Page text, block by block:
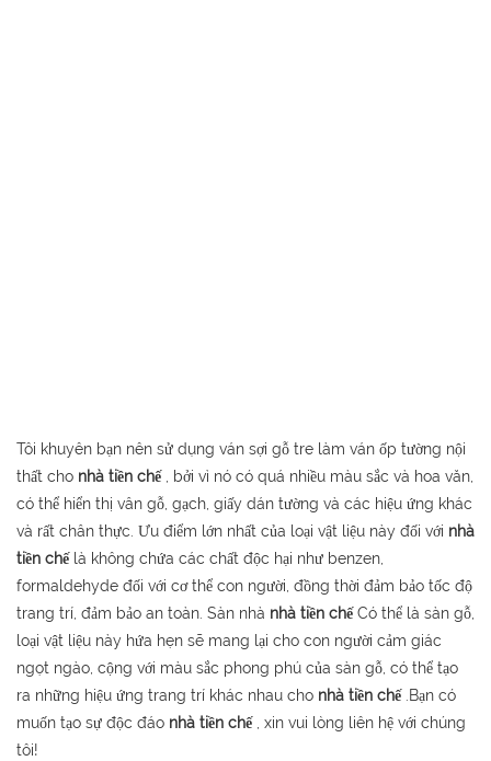
Tôi khuyên bạn nên sử dụng ván sợi gỗ tre làm ván ốp tường nội
thất cho nhà tiền chế , bởi vì nó có quá nhiều màu sắc và hoa văn,
có thể hiển thị vân gỗ, gạch, giấy dán tường và các hiệu ứng khác
và rất chân thực. Ưu điểm lớn nhất của loại vật liệu này đối với nhà
tiền chế là không chứa các chất độc hại như benzen,
formaldehyde đối với cơ thể con người, đồng thời đảm bảo tốc độ
trang trí, đảm bảo an toàn. Sàn nhà nhà tiền chếCó thể là sàn gỗ,
loại vật liệu này hứa hẹn sẽ mang lại cho con người cảm giác
ngọt ngào, cộng với màu sắc phong phú của sàn gỗ, có thể tạo
ra những hiệu ứng trang trí khác nhau cho nhà tiền chế .Bạn có
muốn tạo sự độc đáo nhà tiền chế , xin vui lòng liên hệ với chúng
tôi!